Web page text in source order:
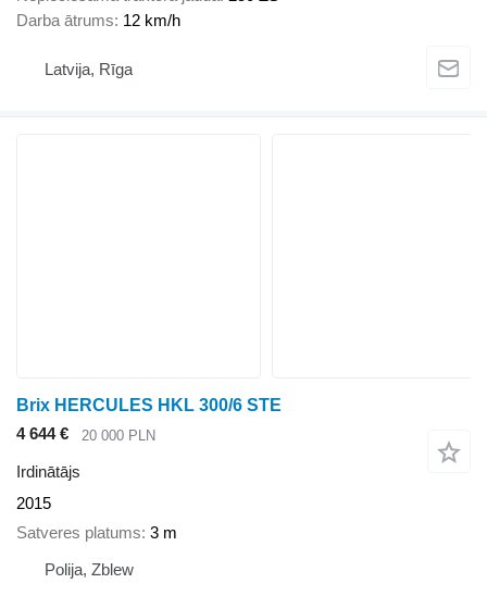
Darba ātrums 12 km/h
Latvija, Rīga
Brix HERCULES HKL 300/6 STE
4 644 €
20 000 PLN
Irdinātājs
2015
Satveres platums 3 m
Polija, Zblew